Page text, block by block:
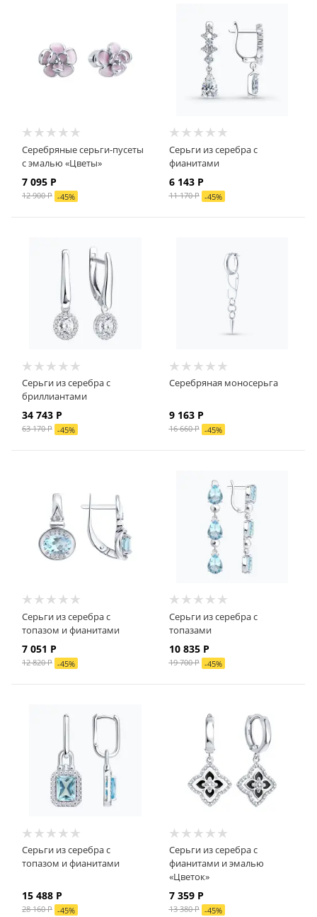
Серебряные серьги-пусеты
с эмалью «Цветы»
7 095 Р
12 900Р -45%
Серьги из серебра с
фианитами
6 143Р
11 170Р -45%
Серьги из серебра с
бриллиантами
34 743 Р
63 170Р -45%
Серебряная моносерьга
9 163Р
16 660Р -45%
Серьги из серебра с
топазом и фианитами
7 051 Р
12 820Р -45%
Серьги из серебра с
топазами
10 835Р
19 700Р -45%
Серьги из серебра с
топазом и фианитами
15 488 Р
28 160Р -45%
Серьги из серебра с
фианитами и эмалью
«Цветок»
7 359Р
13 380Р -45%